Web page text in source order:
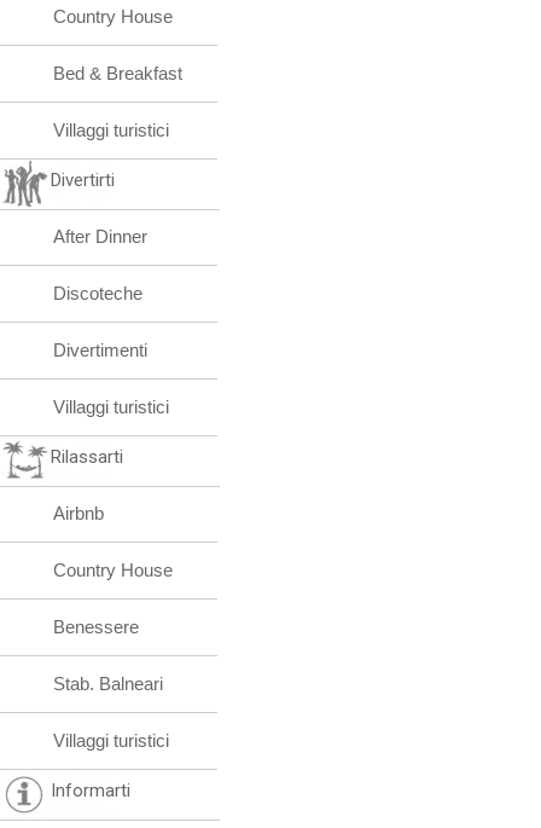
Country House
Bed & Breakfast
Villaggi turistici
Divertirti
After Dinner
Discoteche
Divertimenti
Villaggi turistici
Rilassarti
Airbnb
Country House
Benessere
Stab. Balneari
Villaggi turistici
Informarti